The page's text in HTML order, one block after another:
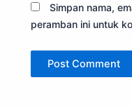
Simpan nama,
peramban ini untuk